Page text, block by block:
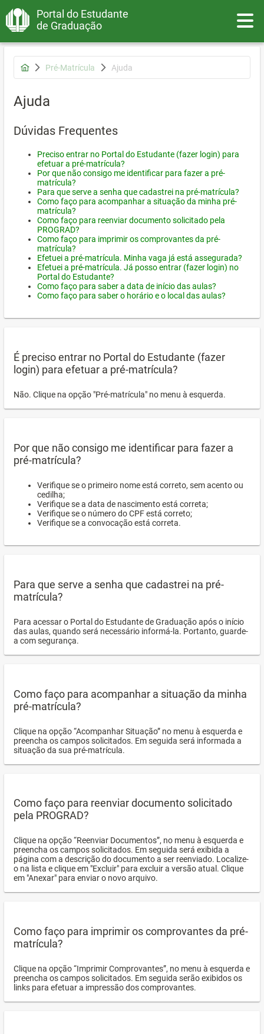
Portal do Estudante
de Graduação
Pré-Matrícula Ajuda
Ajuda
Dúvidas Frequentes
Preciso entrar no Portal do Estudante (fazer login) para
efetuar a pré-matrícula?
Por que não consigo me identificar para fazer a pré-
matrícula?
Para que serve a senha que cadastrei na pré-matrícula?
Como faço para acompanhar a situação da minha pré-
matrícula?
Como faço para reenviar documento solicitado pela
PROGRAD?
Como faço para imprimir os comprovantes da pré-
matrícula?
Efetuei a pré-matrícula. Minha vaga já está assegurada?
Efetuei a pré-matrícula. Já posso entrar (fazer login) no
Portal do Estudante?
Como faço para saber a data de início das aulas?
Como faço para saber o horário e o local das aulas?
É preciso entrar no Portal do Estudante (fazer
login) para efetuar a pré-matrícula?
Não. Clique na opção "Pré-matrícula" no menu à esquerda.
Por que não consigo me identificar para fazer a
pré-matrícula?
Verifique se o primeiro nome está correto, sem acento ou
cedilha;
Verifique se a data de nascimento está correta;
Verifique se o número do CPF está correto;
Verifique se a convocação está correta.
Para que serve a senha que cadastrei na pré-
matrícula?
Para acessar o Portal do Estudante de Graduação após o início
das aulas, quando será necessário informá-la. Portanto, guarde-
a com segurança.
Como faço para acompanhar a situação da minha
pré-matrícula?
Clique na opção “Acompanhar Situação” no menu à esquerda e
preencha os campos solicitados. Em seguida será informada a
situação da sua pré-matrícula.
Como faço para reenviar documento solicitado
pela PROGRAD?
Clique na opção “Reenviar Documentos”, no menu à esquerda e
preencha os campos solicitados. Em seguida será exibida a
página com a descrição do documento a ser reenviado. Localize-
o na lista e clique em "Excluir" para excluir a versão atual. Clique
em "Anexar" para enviar o novo arquivo.
Como faço para imprimir os comprovantes da pré-
matrícula?
Clique na opção “Imprimir Comprovantes”, no menu à esquerda e
preencha os campos solicitados. Em seguida serão exibidos os
links para efetuar a impressão dos comprovantes.